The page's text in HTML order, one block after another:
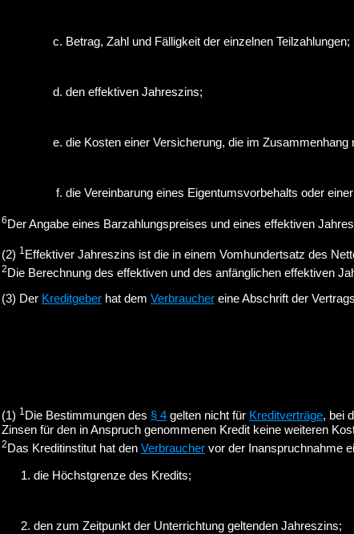
Betrag, Zahl und Fälligkeit der einzelnen Teilzahlungen;
den effektiven Jahreszins;
die Kosten einer Versicherung, die im Zusammenhang
die Vereinbarung eines Eigentumsvorbehalts oder
6 Der Angabe eines Barzahlungspreises und eines effektiven
(2) 1 Effektiver Jahreszins ist die in einem Vomhundertsatz des
2Die Berechnung des effektiven und des anfänglichen effektiven
(3) Der Kreditgeber hat dem Verbraucher eine Abschrift der
(1) 1 Die Bestimmungen des § 4 gelten nicht für Kreditverträge, bei
Zinsen für den in Anspruch genommenen Kredit keine weiteren
2 Das Kreditinstitut hat den Verbraucher vor der Inanspruchnahme
die Höchstgrenze des Kredits;
den zum Zeitpunkt der Unterrichtung geltenden Jahreszins;